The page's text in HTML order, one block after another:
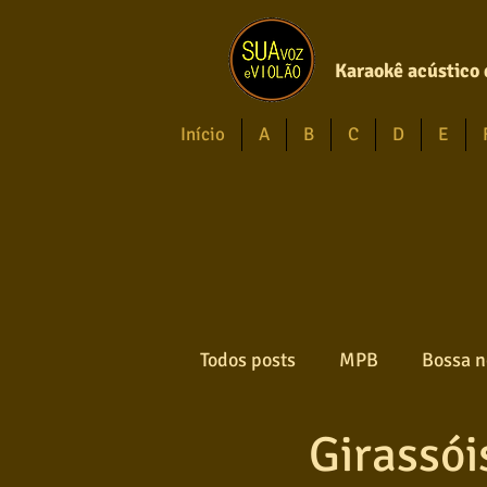
Karaokê acústico
Início A B C D E
Todos posts MPB Bossa
Gospel Axé